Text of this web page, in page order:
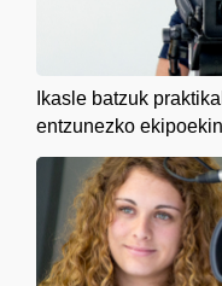
Ikasle batzuk
entzunezko ekipoekin